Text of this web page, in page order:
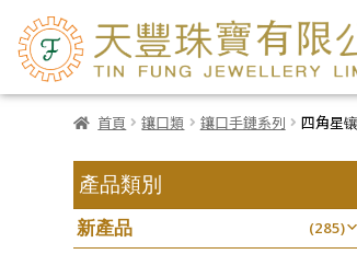
首頁 鑲口類 鑲口手鏈系列 四角星
產品類別
新產品 (285)